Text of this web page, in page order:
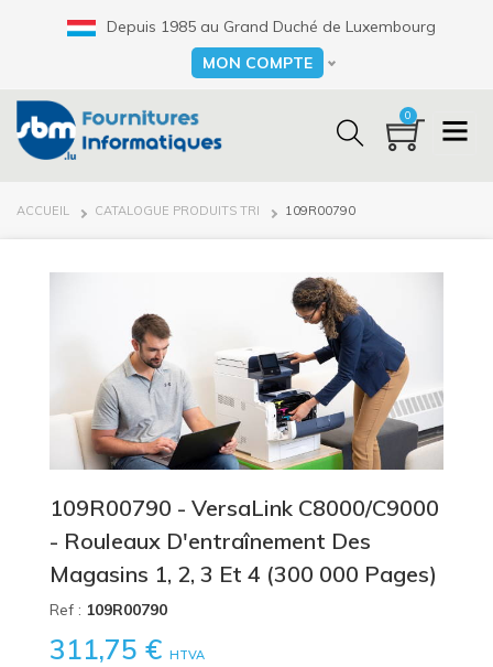
Depuis 1985 au Grand Duché de Luxembourg
Select your language
MON COMPTE
0
FIL
ACCUEIL CATALOGUE PRODUITS TRI 109R00790
109R00790 - VersaLink C8000/C9000
- Rouleaux D'entraînement Des
Magasins 1, 2, 3 Et 4 (300 000 Pages)
Ref : 109R00790
311,75 € HTVA